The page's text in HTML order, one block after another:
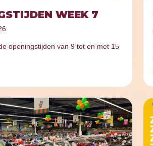
WEEK 7
openingstijden van 9 tot en met 15